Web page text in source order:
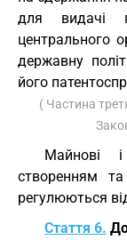
для видачі
центрального
державну
його
( Частина
Майнові
створенням та
регулюються
Стаття 6.